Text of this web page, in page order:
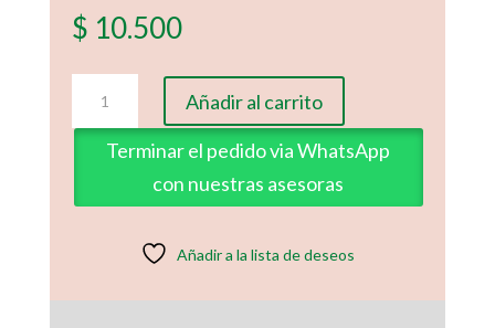
$ 10.500
Indi-
verde
cantidad
Añadir al carrito
Terminar el pedido via WhatsApp
con nuestras asesoras
Añadir a la lista de deseos